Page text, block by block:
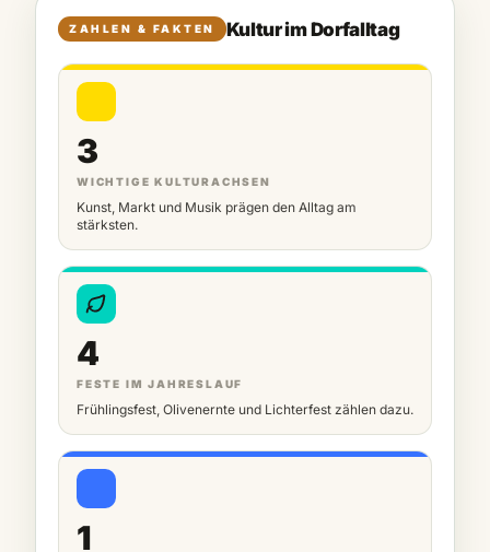
ZAHLEN & FAKTEN Kultur im Dorfalltag
3
WICHTIGE KULTURACHSEN
Kunst, Markt und Musik prägen den Alltag am
stärksten.
4
FESTE IM JAHRESLAUF
Frühlingsfest, Olivenernte und Lichterfest zählen dazu.
1